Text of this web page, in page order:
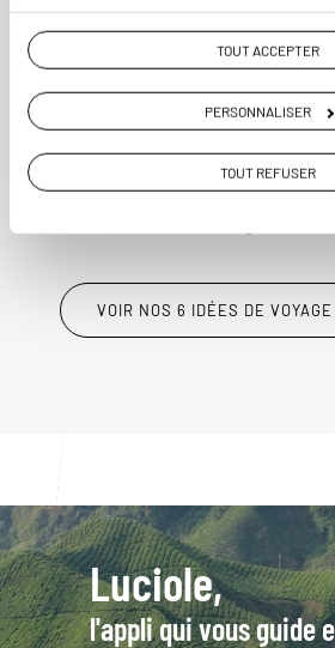
TOUT ACCEPTER
PERSONNALISER
TOUT REFUSER
Circuit famille de Singapour à
Besar en Malaisie.
15 jours / 12 nuits
à partir de 3600€
VOIR NOS 6 IDÉES DE
Luciole,
l'appli qui vous guide